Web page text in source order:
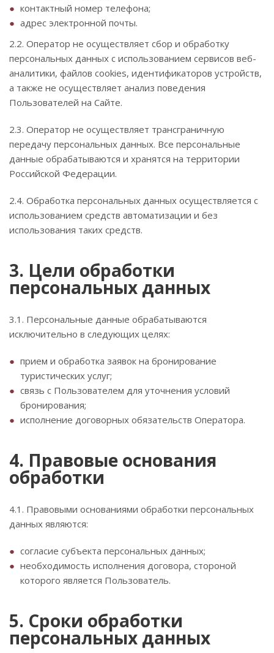
контактный номер телефона;
адрес электронной почты.
2.2. Оператор не осуществляет сбор и обработку
персональных данных с использованием сервисов веб-
аналитики, файлов cookies, идентификаторов устройств,
а также не осуществляет анализ поведения
Пользователей на Сайте.
2.3. Оператор не осуществляет трансграничную
передачу персональных данных. Все персональные
данные обрабатываются и хранятся на территории
Российской Федерации.
2.4. Обработка персональных данных осуществляется с
использованием средств автоматизации и без
использования таких средств.
3. Цели обработки
персональных данных
3.1. Персональные данные обрабатываются
исключительно в следующих целях:
прием и обработка заявок на бронирование
туристических услуг;
связь с Пользователем для уточнения условий
бронирования;
исполнение договорных обязательств Оператора.
4. Правовые основания
обработки
4.1. Правовыми основаниями обработки персональных
данных являются:
согласие субъекта персональных данных;
необходимость исполнения договора, стороной
которого является Пользователь.
5. Сроки обработки
персональных данных